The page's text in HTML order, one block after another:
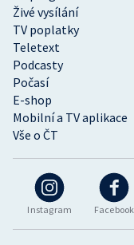
Instagram Facebook
Živé vysílání
TV poplatky
Teletext
Podcasty
Počasí
E-shop
Mobilní a TV aplikace
Vše o ČT